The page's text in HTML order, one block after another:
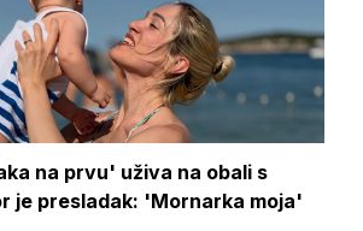
na prvu' uživa na obali s
je presladak: 'Mornarka moja'